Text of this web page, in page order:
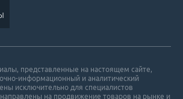
представленные на настоящем сайте,
информационный и аналитический
исключительно для специалистов
на продвижение товаров на рынке и